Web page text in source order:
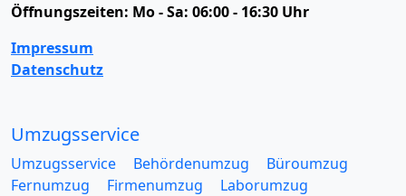
Öffnungszeiten: Mo - Sa: 06:00 - 16:30 Uhr
Impressum
Datenschutz
Umzugsservice
Umzugsservice Behördenumzug
Büroumzug
Fernumzug
Firmenumzug
Laborumzug